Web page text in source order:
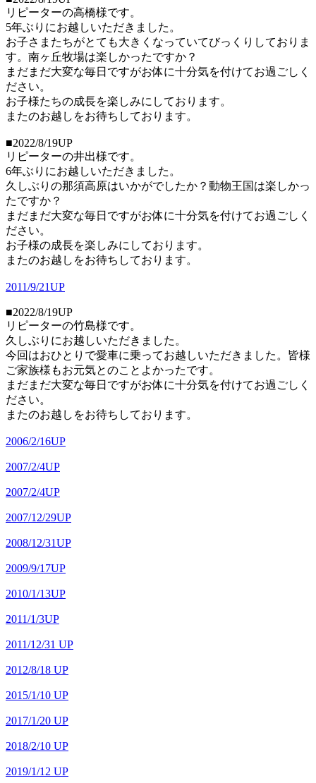
リピーターの高橋様です。
5年ぶりにお越しいただきました。
お子さまたちがとても大きくなっていてびっくりしておりま
す。南ヶ丘牧場は楽しかったですか？
まだまだ大変な毎日ですがお体に十分気を付けてお過ごしく
ださい。
お子様たちの成長を楽しみにしております。
またのお越しをお待ちしております。
■2022/8/19UP
リピーターの井出様です。
6年ぶりにお越しいただきました。
久しぶりの那須高原はいかがでしたか？動物王国は楽しかっ
たですか？
まだまだ大変な毎日ですがお体に十分気を付けてお過ごしく
ださい。
お子様の成長を楽しみにしております。
またのお越しをお待ちしております。
2011/9/21UP
■2022/8/19UP
リピーターの竹島様です。
久しぶりにお越しいただきました。
今回はおひとりで愛車に乗ってお越しいただきました。皆様
ご家族様もお元気とのことよかったです。
まだまだ大変な毎日ですがお体に十分気を付けてお過ごしく
ださい。
またのお越しをお待ちしております。
2006/2/16UP
2007/2/4UP
2007/2/4UP
2007/12/29UP
2008/12/31UP
2009/9/17UP
2010/1/13UP
2011/1/3UP
2011/12/31 UP
2012/8/18 UP
2015/1/10 UP
2017/1/20 UP
2018/2/10 UP
2019/1/12 UP